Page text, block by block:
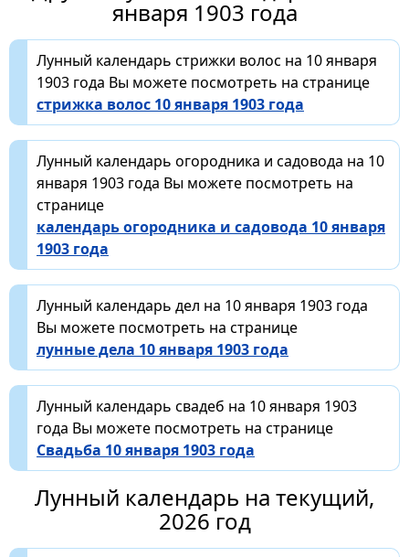
января 1903 года
Лунный календарь стрижки волос на 10 января
1903 года Вы можете посмотреть на странице
стрижка волос 10 января 1903 года
Лунный календарь огородника и садовода на 10
января 1903 года Вы можете посмотреть на
странице
календарь огородника и садовода 10 января
1903 года
Лунный календарь дел на 10 января 1903 года
Вы можете посмотреть на странице
лунные дела 10 января 1903 года
Лунный календарь свадеб на 10 января 1903
года Вы можете посмотреть на странице
Свадьба 10 января 1903 года
Лунный календарь на текущий,
2026 год